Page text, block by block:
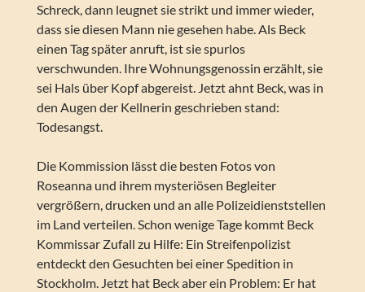
Schreck, dann leugnet sie strikt und immer wieder,
dass sie diesen Mann nie gesehen habe. Als Beck
einen Tag später anruft, ist sie spurlos
verschwunden. Ihre Wohnungsgenossin erzählt, sie
sei Hals über Kopf abgereist. Jetzt ahnt Beck, was in
den Augen der Kellnerin geschrieben stand:
Todesangst.
Die Kommission lässt die besten Fotos von
Roseanna und ihrem mysteriösen Begleiter
vergrößern, drucken und an alle Polizeidienststellen
im Land verteilen. Schon wenige Tage kommt Beck
Kommissar Zufall zu Hilfe: Ein Streifenpolizist
entdeckt den Gesuchten bei einer Spedition in
Stockholm. Jetzt hat Beck aber ein Problem: Er hat